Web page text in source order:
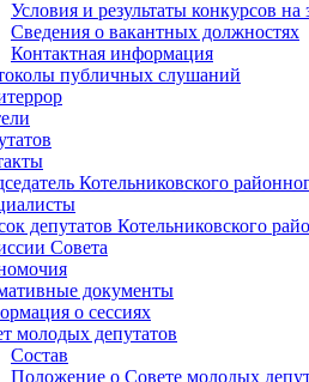
Условия и результаты конкурсов
Сведения о вакантных должностях
Контактная информация
публичных слушаний
Котельниковского
депутатов Котельниковского
Совета
документы
о сессиях
молодых депутатов
Состав
Положение о Совете молодых